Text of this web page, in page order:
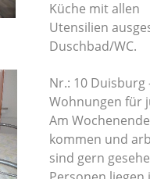
Küche mit allen
Utensilien
Duschbad/WC.
Nr.: 10 Duisburg
Wohnungen für
Am
kommen und
sind gern